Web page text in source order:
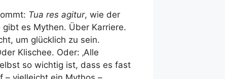
Tua res agitur, wie der
es Mythen. Über Karriere.
um glücklich zu sein.
Klischee. Oder: ‚Alle
so wichtig ist, dass es fast